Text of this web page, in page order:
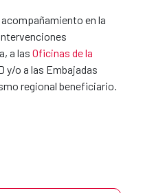
en la
a las Oficinas de la
y/o a las Embajadas
regional beneficiario.